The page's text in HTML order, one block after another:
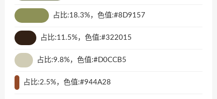
占比:18.3%，色值:#8D9157
占比:11.5%，色值:#322015
占比:9.8%，色值:#D0CCB5
占比:2.5%，色值:#944A28